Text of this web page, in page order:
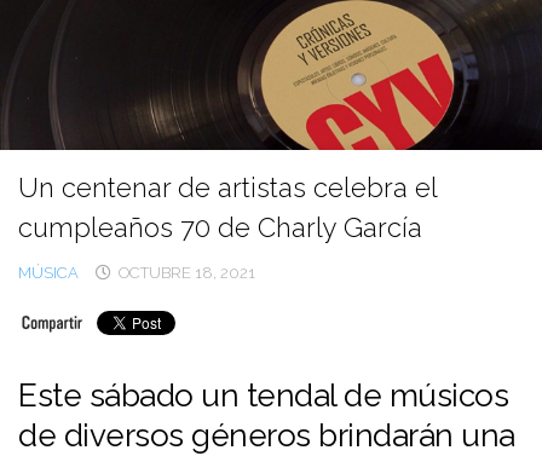
contenido
Un centenar de artistas celebra el
cumpleaños 70 de Charly García
MÚSICA OCTUBRE 18, 2021
Este sábado un tendal de músicos
de diversos géneros brindarán una